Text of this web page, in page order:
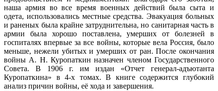
наша армия во все время военных действий была сыта и
одета, использовались местные средства. Эвакуация больных
и раненых была крайне затруднительна, но санитарная часть в
армии была хорошо поставлена, умерших от болезней в
госпиталях впервые за все войны, которые вела Россия, было
меньше, нежели убитых и умерших от ран. После окончания
войны А. Н. Куропаткин назначен членом Государственного
Совета. В 1906 г. им издан «Отчет генерал-адъютанта
Куропаткина» в 4-х томах. В книге содержится глубокий
анализ причин войны, её хода и завершения.